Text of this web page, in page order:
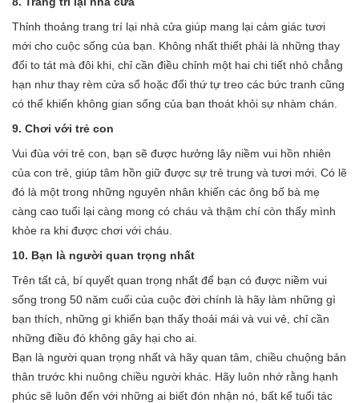
Thỉnh thoảng trang trí lại nhà cửa giúp mang lại cảm giác tươi
mới cho cuộc sống của bạn. Không nhất thiết phải là những thay
đổi to tát mà đôi khi, chỉ cần điều chỉnh một hai chi tiết nhỏ chẳng
hạn như thay rèm cửa sổ hoặc đổi thứ tự treo các bức tranh cũng
có thể khiến không gian sống của bạn thoát khỏi sự nhàm chán.
9. Chơi với trẻ con
Vui đùa với trẻ con, bạn sẽ được hưởng lây niềm vui hồn nhiên
của con trẻ, giúp tâm hồn giữ được sự trẻ trung và tươi mới. Có lẽ
đó là một trong những nguyên nhân khiến các ông bố bà mẹ
càng cao tuổi lại càng mong có cháu và thậm chí còn thấy mình
khỏe ra khi được chơi với cháu.
10. Bạn là người quan trọng nhất
Trên tất cả, bí quyết quan trọng nhất để bạn có được niềm vui
sống trong 50 năm cuối của cuộc đời chính là hãy làm những gì
bạn thích, những gì khiến bạn thấy thoải mái và vui vẻ, chỉ cần
những điều đó không gây hại cho ai.
Bạn là người quan trọng nhất và hãy quan tâm, chiều chuộng bản
thân trước khi nuông chiều người khác. Hãy luôn nhớ rằng hạnh
phúc sẽ luôn đến với những ai biết đón nhận nó, bất kể tuổi tác